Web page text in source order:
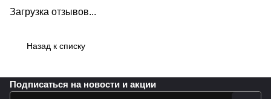
Загрузка отзывов...
Назад к списку
Подписаться на новости и акции